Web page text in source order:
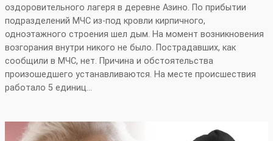
оздоровительного лагеря в деревне Азино. По прибытии
подразделений МЧС из-под кровли кирпичного,
одноэтажного строения шел дым. На момент возникновения
возгорания внутри никого не было. Пострадавших, как
сообщили в МЧС, нет. Причина и обстоятельства
произошедшего устанавливаются. На месте происшествия
работало 5 единиц…